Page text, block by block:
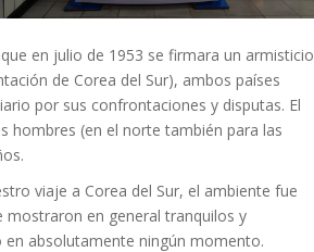
en julio de 1953 se firmara un armisticio
de Corea del Sur), ambos países
por sus confrontaciones y disputas. El
hombres (en el norte también para las
viaje a Corea del Sur, el ambiente fue
en general tranquilos y
absolutamente ningún momento.